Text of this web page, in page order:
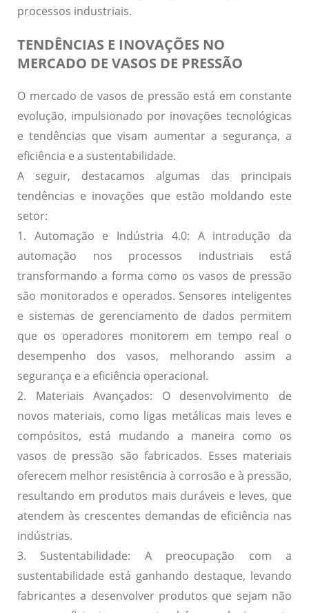
processos industriais.
TENDÊNCIAS E INOVAÇÕES NO
MERCADO DE VASOS DE PRESSÃO
O mercado de vasos de pressão está em constante
evolução, impulsionado por inovações tecnológicas
e tendências que visam aumentar a segurança, a
eficiência e a sustentabilidade.
A seguir, destacamos algumas das principais
tendências e inovações que estão moldando este
setor:
1. Automação e Indústria 4.0: A introdução da
automação nos processos industriais está
transformando a forma como os vasos de pressão
são monitorados e operados. Sensores inteligentes
e sistemas de gerenciamento de dados permitem
que os operadores monitorem em tempo real o
desempenho dos vasos, melhorando assim a
segurança e a eficiência operacional.
2. Materiais Avançados: O desenvolvimento de
novos materiais, como ligas metálicas mais leves e
compósitos, está mudando a maneira como os
vasos de pressão são fabricados. Esses materiais
oferecem melhor resistência à corrosão e à pressão,
resultando em produtos mais duráveis e leves, que
atendem às crescentes demandas de eficiência nas
indústrias.
3. Sustentabilidade: A preocupação com a
sustentabilidade está ganhando destaque, levando
fabricantes a desenvolver produtos que sejam não